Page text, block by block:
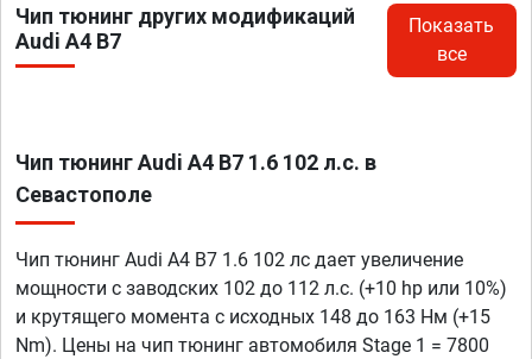
Чип тюнинг других модификаций
Audi A4 B7
Показать
все
Чип тюнинг Audi A4 B7 1.6 102 л.с. в
Севастополе
Чип тюнинг Audi A4 B7 1.6 102 лс дает увеличение
мощности с заводских 102 до 112 л.с. (+10 hp или 10%)
и крутящего момента с исходных 148 до 163 Нм (+15
Nm). Цены на чип тюнинг автомобиля Stage 1 = 7800